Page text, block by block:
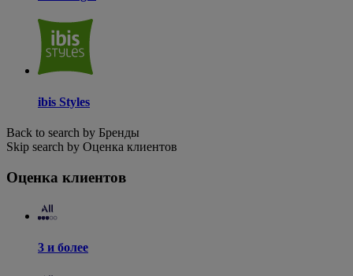
ibis Styles
Back to search by Бренды
Skip search by Оценка клиентов
Оценка клиентов
3 и более